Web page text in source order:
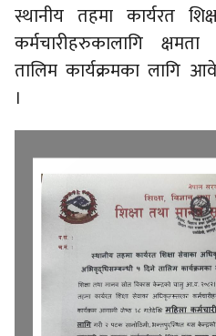
स्थानीय तहमा कार्यरत
कर्मचारीहरुकालागि
तालिम कार्यक्रमका लागि
।